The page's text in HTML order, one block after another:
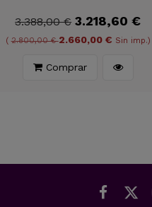
3.388,00 € 3.218,60 €
(2.800,00 €2.660,00 € Sin imp.)
Comprar